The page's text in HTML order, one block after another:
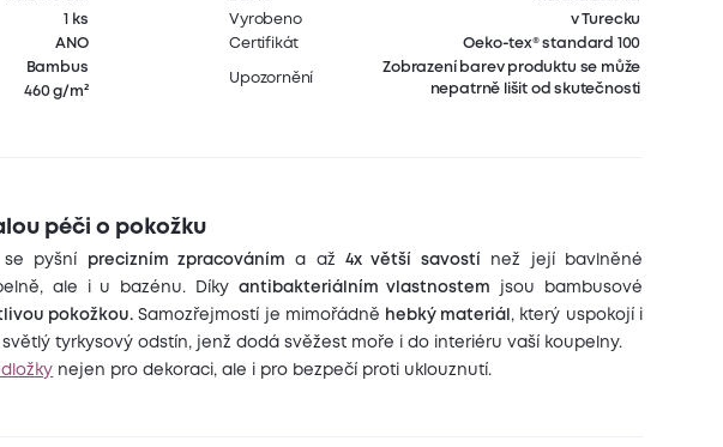
1 ks
ANO
Bambus
460 g/m²
Vyrobeno
v Turecku
Certifikát
Oeko-tex® standard 100
Upozornění
Zobrazení barev produktu se může
nepatrně lišit od skutečnosti
péči o pokožku
se pyšní precizním zpracováním a až4x větší savostí než její bavlněné
ale i u bazénu. Díky antibakteriálním vlastnostem
jsou bambusové
pokožkou. Samozřejmostí je mimořádně hebký materiál , který uspokojí i
tyrkysový odstín, jenž dodá svěžest moře i do interiéru vaší koupelny.
nejen pro dekoraci, ale i pro bezpečí proti uklouznutí.